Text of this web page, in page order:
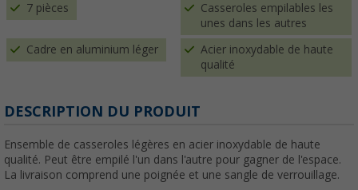
7 pièces
Casseroles empilables les
unes dans les autres
Cadre en aluminium léger
Acier inoxydable de haute
qualité
DESCRIPTION DU PRODUIT
Ensemble de casseroles légères en acier inoxydable de haute
qualité. Peut être empilé l'un dans l'autre pour gagner de l'espace.
La livraison comprend une poignée et une sangle de verrouillage.